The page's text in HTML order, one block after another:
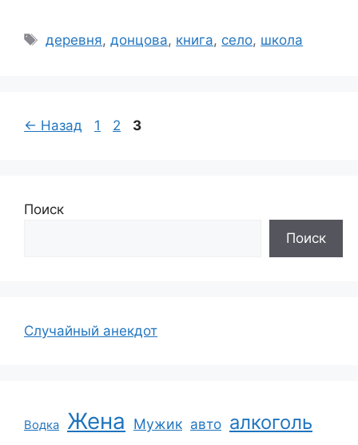
Метки
деревня,донцова, книга, село, школа
← Назад Страница
1 Страница
2 Страница
3
Поиск
Поиск
Случайный анекдот
Водка Жена Мужик авто алкоголь